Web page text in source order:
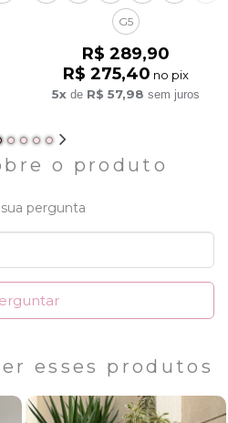
G5
R$ 289,90
R$ 275,40 no pix
5x de R$ 57,98 sem juros
o produto
pergunta
esses produtos